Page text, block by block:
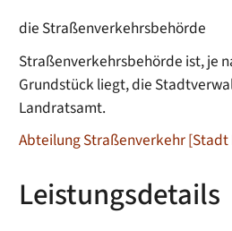
die Straßenverkehrsbehörde
Straßenverkehrsbehörde ist, je
Grundstück liegt, die
Landratsamt.
Abteilung Straßenverkehr
Leistungsdetails